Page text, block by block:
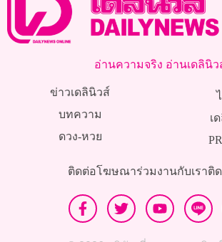
อ่านความจริง อ่านเดลินิว
ข่าวเดลินิวส์
บทความ
ดวง-หวย
เ
ติดต่อโฆษณาร่วมงานกับเราติ